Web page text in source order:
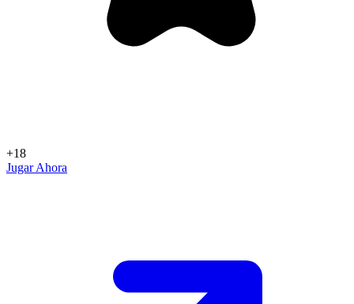
+18
Jugar Ahora